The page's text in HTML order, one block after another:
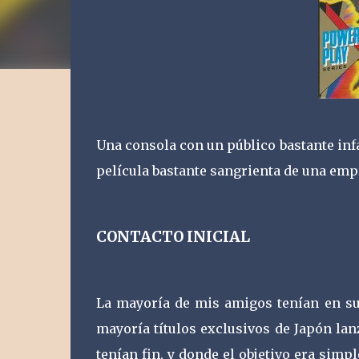
Una consola con un público bastante
película bastante sangrienta de una
CONTACTO INICIAL
La mayoría de mis amigos tenían en
mayoría títulos exclusivos de Japón
tenían fin, y donde el objetivo era